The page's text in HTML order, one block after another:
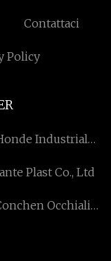
Contattaci
Policy
Ltd
Illuminante Plast Co., Ltd